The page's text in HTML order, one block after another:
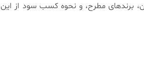
برندهای مطرح، و نحوه کسب سود از این